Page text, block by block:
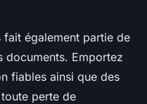
fait également partie de
documents. Emportez
fiables ainsi que des
perte de